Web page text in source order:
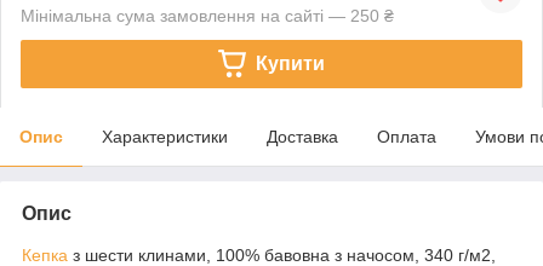
Мінімальна сума замовлення на сайті — 250 ₴
Купити
Опис Характеристики Доставка Оплата Умови
Опис
Кепка з шести клинами, 100% бавовна з начосом, 340 г/м2,